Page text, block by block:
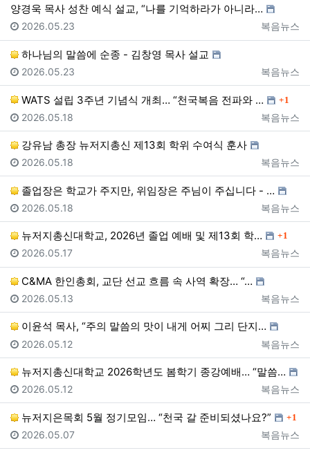
양경욱 목사 성찬 예식 설교, “나를 기억하라가 아니라…
등록자
복음뉴스
등록일
2026.05.23
하나님의 말씀에 순종 - 김창영 목사 설교
등록자
복음뉴스
등록일
2026.05.23
WATS 설립 3주년 기념식 개최… “천국복음 전파와 … 댓글
1
등록자
복음뉴스
등록일
2026.05.18
강유남 총장 뉴저지총신 제13회 학위 수여식 훈사
등록자
복음뉴스
등록일
2026.05.18
졸업장은 학교가 주지만, 위임장은 주님이 주십니다 - …
등록자
복음뉴스
등록일
2026.05.18
뉴저지총신대학교, 2026년 졸업 예배 및 제13회 학… 댓글
1
등록자
복음뉴스
등록일
2026.05.17
C&MA 한인총회, 교단 선교 흐름 속 사역 확장… “…
등록자
복음뉴스
등록일
2026.05.13
이윤석 목사, “주의 말씀의 맛이 내게 어찌 그리 단지…
등록자
복음뉴스
등록일
2026.05.12
뉴저지총신대학교 2026학년도 봄학기 종강예배… “말씀…
등록자
복음뉴스
등록일
2026.05.12
뉴저지은목회 5월 정기모임… “천국 갈 준비되셨나요?” 댓글
1
등록자
복음뉴스
등록일
2026.05.07